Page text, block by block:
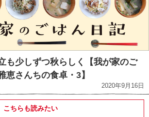
も少しずつ秋らしく【我が家のご
恵さんちの食卓・3】
2020年9月16日
こちらも読みたい